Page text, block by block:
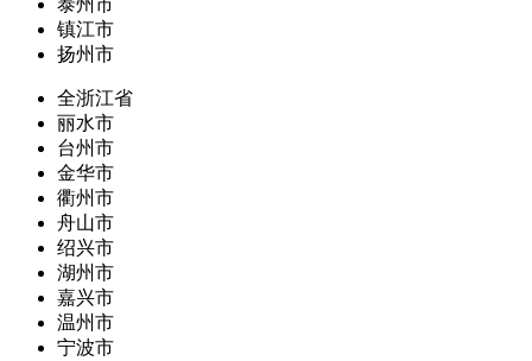
泰州市
镇江市
扬州市
全浙江省
丽水市
台州市
金华市
衢州市
舟山市
绍兴市
湖州市
嘉兴市
温州市
宁波市